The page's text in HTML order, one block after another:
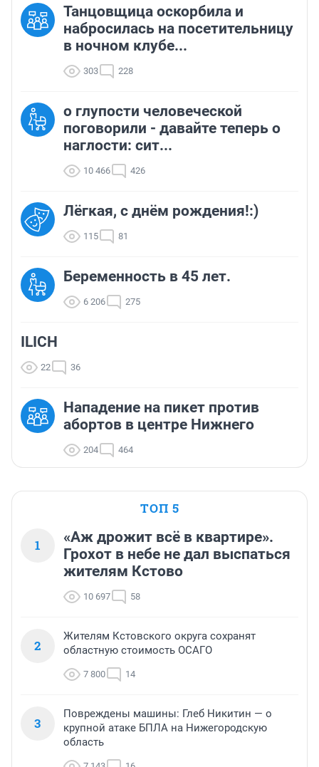
Танцовщица оскорбила и
набросилась на посетительницу
в ночном клубе...
303 228
о глупости человеческой
поговорили - давайте теперь о
наглости: сит...
10 466 426
Лёгкая, с днём рождения!:)
115 81
Беременность в 45 лет.
6 206 275
ILICH
22 36
Нападение на пикет против
абортов в центре Нижнего
204 464
ТОП 5
1
«Аж дрожит всё в квартире».
Грохот в небе не дал выспаться
жителям Кстово
10 697 58
2
Жителям Кстовского округа сохранят
областную стоимость ОСАГО
7 800 14
3
Повреждены машины: Глеб Никитин — о
крупной атаке БПЛА на Нижегородскую
область